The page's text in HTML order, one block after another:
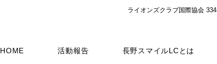
ライオンズクラブ国際協会
HOME 活動報告 長野スマイルLCとは